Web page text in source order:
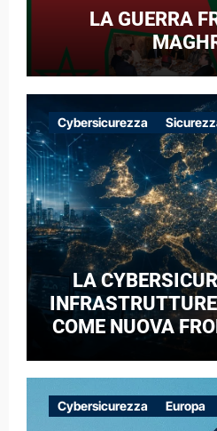
LA GUERRA
Cybersicurezza
LA
COME NUOVA
CASO DELLE
EUROPEE NEL
GUERRA
Cybersicurezza Europa